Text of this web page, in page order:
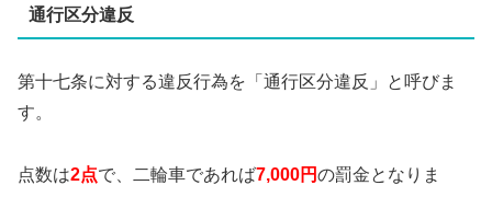
通行区分違反
第十七条に対する違反行為を「通行区分違反」と呼びま
す。
点数は2点で、二輪車であれば7,000円の罰金となりま